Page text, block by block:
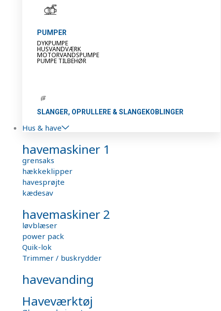
PUMPER
DYKPUMPE
HUSVANDVÆRK
MOTORVANDSPUMPE
PUMPE TILBEHØR
SLANGER, OPRULLERE & SLANGEKOBLINGER
Hus & have
havemaskiner 1
grensaks
hækkeklipper
havesprøjte
kædesav
havemaskiner 2
løvblæser
power pack
Quik-lok
Trimmer / buskrydder
havevanding
Haveværktøj